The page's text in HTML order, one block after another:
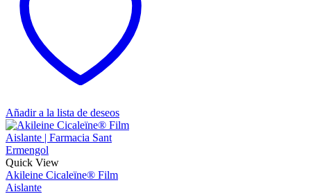
Añadir a la lista de deseos
Quick View
Akileine Cicaleïne® Film
Aislante